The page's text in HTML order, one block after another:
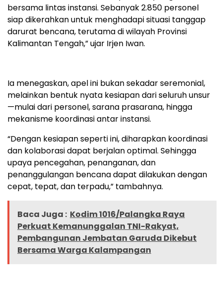
bersama lintas instansi. Sebanyak 2.850 personel
siap dikerahkan untuk menghadapi situasi tanggap
darurat bencana, terutama di wilayah Provinsi
Kalimantan Tengah,” ujar Irjen Iwan.
Ia menegaskan, apel ini bukan sekadar seremonial,
melainkan bentuk nyata kesiapan dari seluruh unsur
—mulai dari personel, sarana prasarana, hingga
mekanisme koordinasi antar instansi.
“Dengan kesiapan seperti ini, diharapkan koordinasi
dan kolaborasi dapat berjalan optimal. Sehingga
upaya pencegahan, penanganan, dan
penanggulangan bencana dapat dilakukan dengan
cepat, tepat, dan terpadu,” tambahnya.
Baca Juga : Kodim 1016/Palangka Raya
Perkuat Kemanunggalan TNI-Rakyat,
Pembangunan Jembatan Garuda Dikebut
Bersama Warga Kalampangan